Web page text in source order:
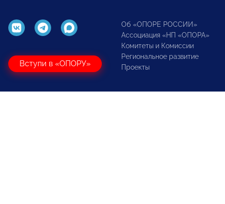
Вступи в «ОПОРУ»
Об «ОПОРЕ РОССИИ»
Ассоциация «НП «ОПОРА»
Комитеты и Комиссии
Региональное развитие
Проекты